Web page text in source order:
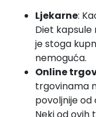
Ljekarne:
Diet kapsule
je stoga
nemoguća.
Online
trgovinama
povoljnije od